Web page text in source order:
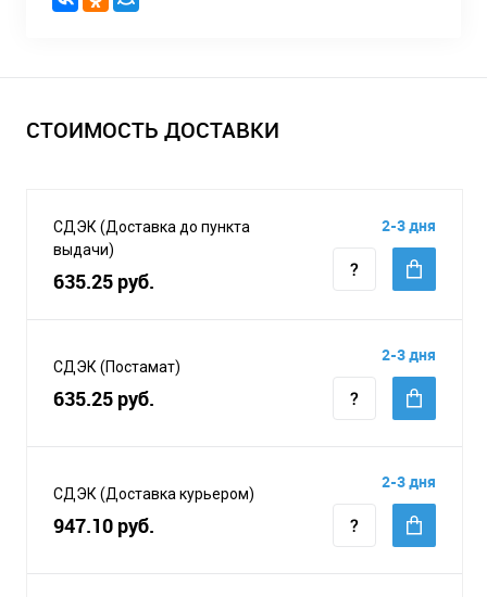
СТОИМОСТЬ ДОСТАВКИ
СДЭК (Доставка до пункта
выдачи)
635.25 руб.
2-3 дня
СДЭК (Постамат)
635.25 руб.
2-3 дня
СДЭК (Доставка курьером)
947.10 руб.
2-3 дня